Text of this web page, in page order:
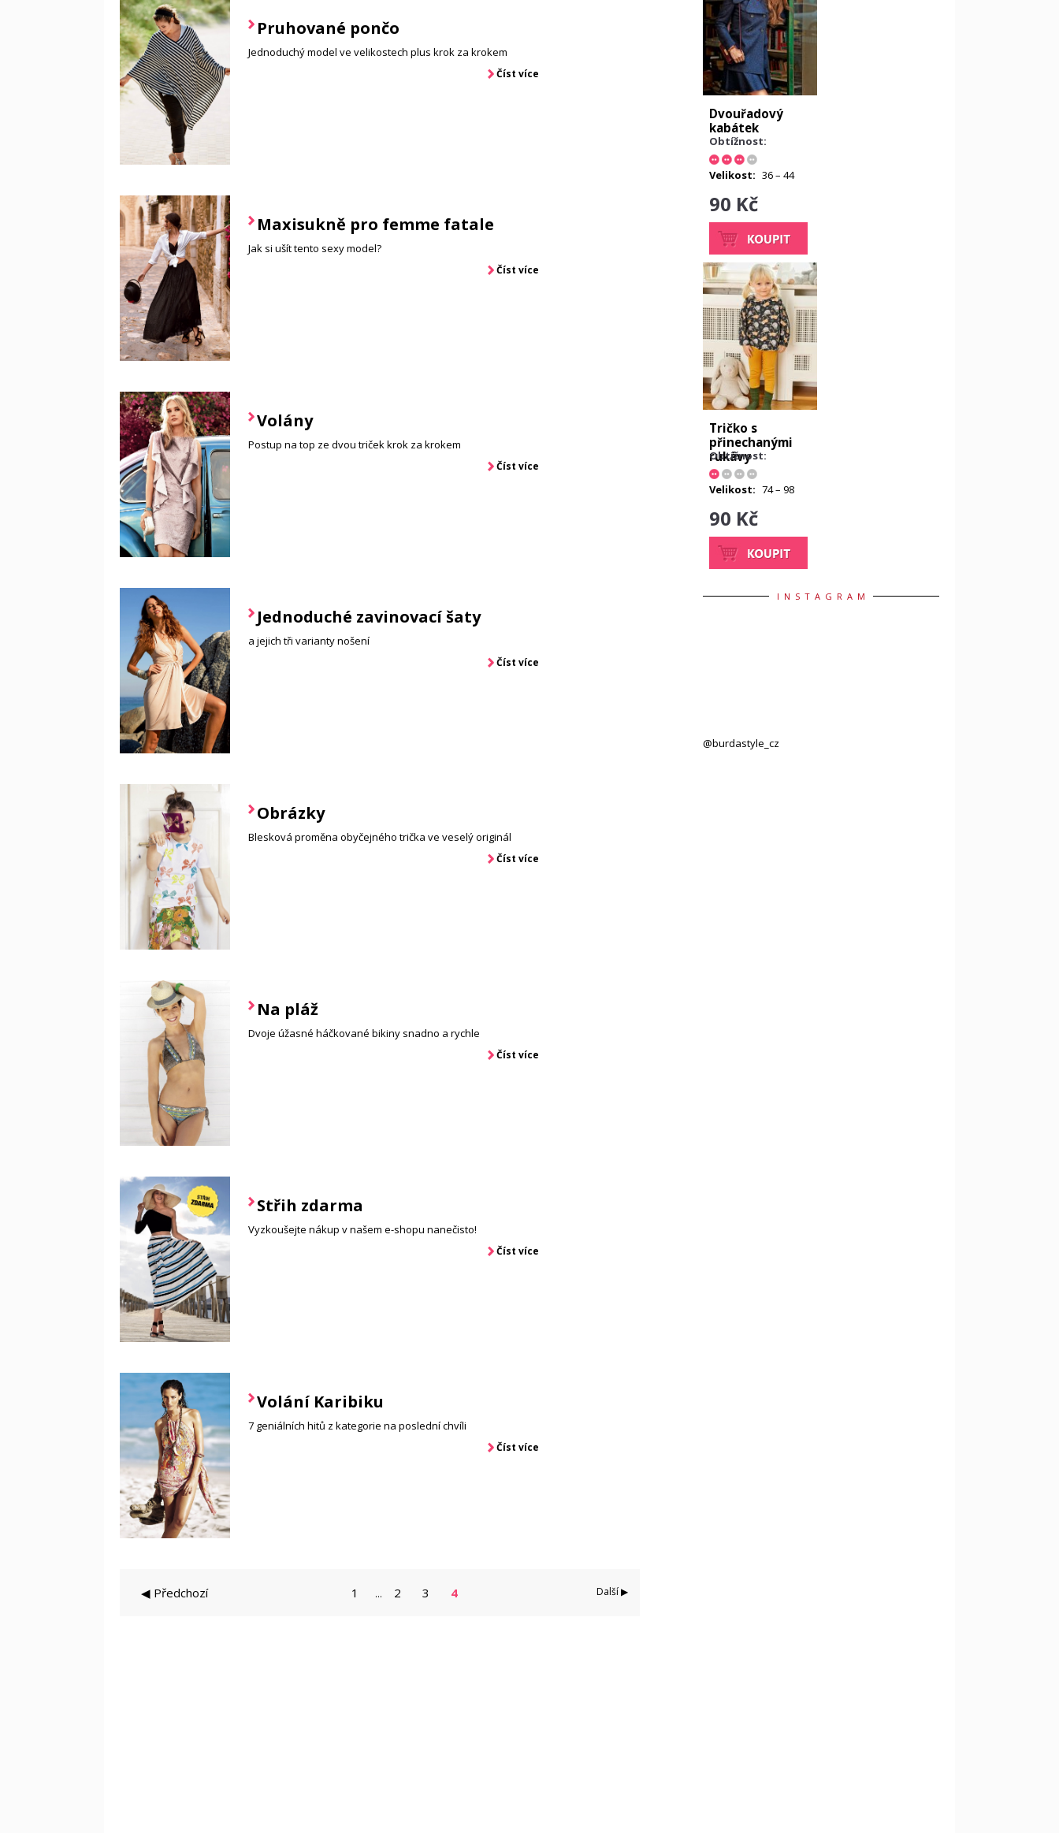
Pruhované pončo
Jednoduchý model ve velikostech plus krok za krokem
Číst více
Maxisukně pro femme fatale
Jak si ušít tento sexy model?
Číst více
Volány
Postup na top ze dvou triček krok za krokem
Číst více
Jednoduché zavinovací šaty
a jejich tři varianty nošení
Číst více
Obrázky
Blesková proměna obyčejného trička ve veselý originál
Číst více
Na pláž
Dvoje úžasné háčkované bikiny snadno a rychle
Číst více
Střih zdarma
Vyzkoušejte nákup v našem e-shopu nanečisto!
Číst více
Volání Karibiku
7 geniálních hitů z kategorie na poslední chvíli
Číst více
◀ Předchozí 1 ... 2 3 4 Další ▶
Dvouřadový
kabátek
Obtížnost:
Velikost: 36 – 44
90 Kč
Tričko s
přinechanými
rukávy
Obtížnost:
Velikost: 74 – 98
90 Kč
INSTAGRAM
@burdastyle_cz